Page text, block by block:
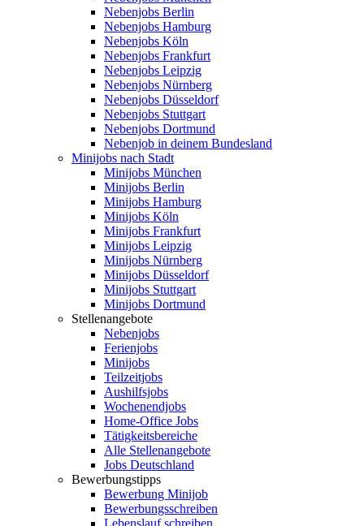
Nebenjobs Berlin
Nebenjobs Hamburg
Nebenjobs Köln
Nebenjobs Frankfurt
Nebenjobs Leipzig
Nebenjobs Nürnberg
Nebenjobs Düsseldorf
Nebenjobs Stuttgart
Nebenjobs Dortmund
Nebenjob in deinem Bundesland
Minijobs nach Stadt
Minijobs München
Minijobs Berlin
Minijobs Hamburg
Minijobs Köln
Minijobs Frankfurt
Minijobs Leipzig
Minijobs Nürnberg
Minijobs Düsseldorf
Minijobs Stuttgart
Minijobs Dortmund
Stellenangebote
Nebenjobs
Ferienjobs
Minijobs
Teilzeitjobs
Aushilfsjobs
Wochenendjobs
Home-Office Jobs
Tätigkeitsbereiche
Alle Stellenangebote
Jobs Deutschland
Bewerbungstipps
Bewerbung Minijob
Bewerbungsschreiben
Lebenslauf schreiben